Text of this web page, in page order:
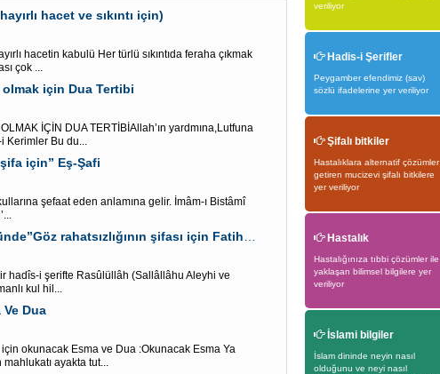
hacet ve sıkıntı için)
hacetin kabulü Her türlü sıkıntıda feraha çıkmak
çok ...
olmak için Dua Tertibi
İÇİN DUA TERTİBİAllah’ın yardmına,Lutfuna
Kerimler Bu du...
için” Eş-Şafi
şefaat eden anlamına gelir. İmâm-ı Bistâmî
hadîs-i şerifte Rasûlüllâh (Sallâllâhu Aleyhi ve
kul hil...
Dua
okunacak Esma ve Dua :Okunacak Esma Ya
ayakta tut...
veriliyor
Hadis-i Şerifler
Peygamber efendimiz (sav)
sözlü ifadelerine yer veriliyor
Şifalı bitkiler
Hastalıklara alternatif çözümler
getiren mucizevi şifalı bitkilere
yer veriliyor
Hastalık
Hastalığınıza tıbbi çözümler ile
yaklaşan bilimsel bilgilere yer
veriliyor
İslami bilgiler
İslam dininde neyin nasıl
olduğunu ve neyi nasıl